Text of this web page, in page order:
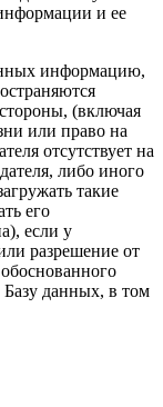
и ее
информацию,
(включая
или право на
отсутствует на
либо иного
такие
его
если у
разрешение от
Базу данных, в том